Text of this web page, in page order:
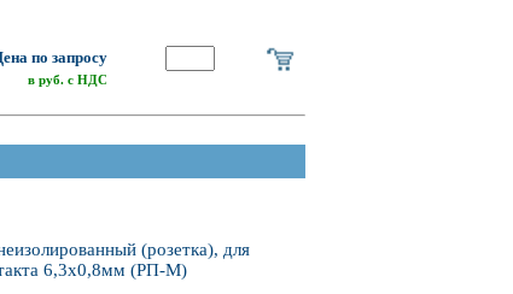
по запросу
в руб. с НДС
(розетка), для
6,3х0,8мм (РП-М)